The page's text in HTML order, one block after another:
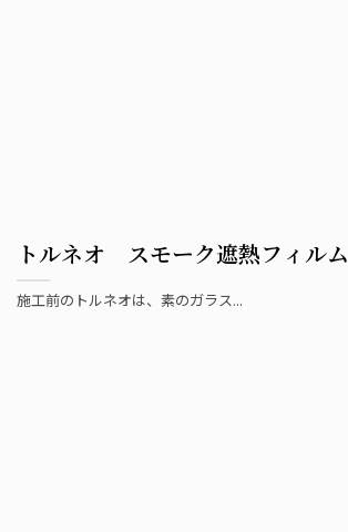
トルネオ スモーク遮熱フィルム
施工前のトルネオは、素のガラス...